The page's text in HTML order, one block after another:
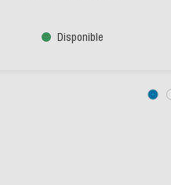
Disponible